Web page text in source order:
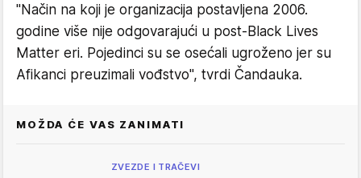
"Način na koji je organizacija postavljena 2006.
godine više nije odgovarajući u post-Black Lives
Matter eri. Pojedinci su se osećali ugroženo jer su
Afikanci preuzimali vođstvo", tvrdi Čandauka.
MOŽDA ĆE VAS ZANIMATI
ZVEZDE I TRAČEVI